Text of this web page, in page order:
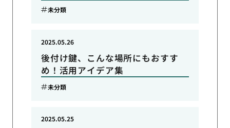
未分類
後付け鍵、こんな場所にもおすす
め！活用アイデア集
2025.05.26
未分類
2025.05.25